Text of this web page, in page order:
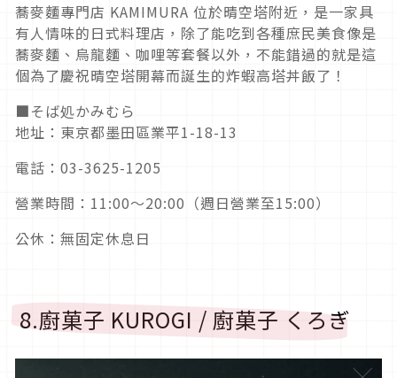
蕎麥麵專門店 KAMIMURA 位於晴空塔附近，是一家具
有人情味的日式料理店，除了能吃到各種庶民美食像是
蕎麥麵、烏龍麵、咖哩等套餐以外，不能錯過的就是這
個為了慶祝晴空塔開幕而誕生的炸蝦高塔丼飯了！
■そば処かみむら
地址：東京都墨田區業平1-18-13
電話：03-3625-1205
營業時間：11:00～20:00（週日營業至15:00）
公休：無固定休息日
8.廚菓子 KUROGI / 廚菓子 くろぎ